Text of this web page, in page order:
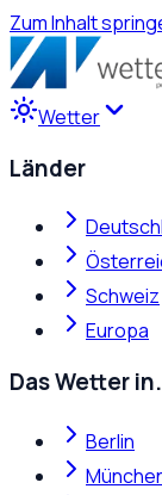
Zum Inhalt
Wetter
Länder
Schweiz
Europa
Das Wetter
Berlin